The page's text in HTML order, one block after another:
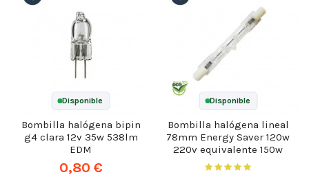
Disponible
Bombilla halógena bipin
g4 clara 12v 35w 538lm
EDM
0,80 €
Disponible
Bombilla halógena lineal
78mm Energy Saver 120w
220v equivalente 150w